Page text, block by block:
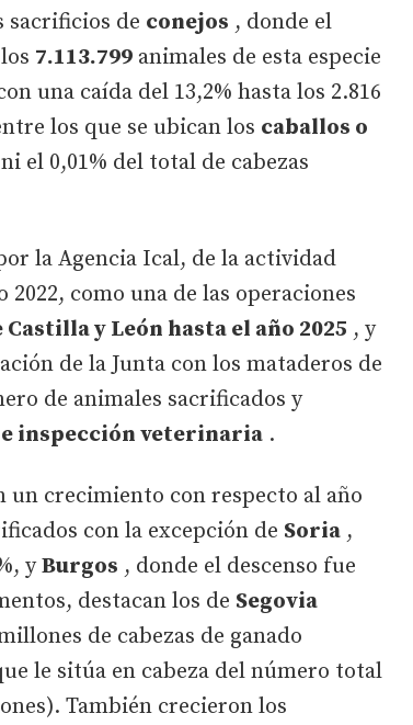
sacrificios de conejos , donde el
7.113.799 animales de esta especie
una caída del 13,2% hasta los 2.816
los que se ubican los caballos o
el 0,01% del total de cabezas
la Agencia Ical, de la actividad
como una de las operaciones
y León hasta el año 2025 , y
de la Junta con los mataderos de
de animales sacrificados y
inspección veterinaria .
crecimiento con respecto al año
con la excepción de Soria ,
yBurgos , donde el descenso fue
destacan los de Segovia
de cabezas de ganado
le sitúa en cabeza del número total
También crecieron los